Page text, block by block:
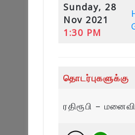
Sunday, 28
Nov 2021
1:30 PM
தொடர்புகளுக்கு
ரதிரூபி – மனைவி